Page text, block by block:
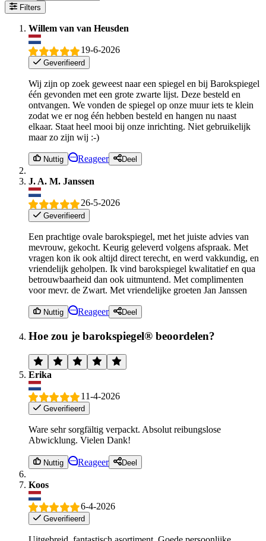
Filters
Willem van van Heusden
19-6-2026
Geverifieerd
Wij zijn op zoek geweest naar een spiegel en bij Barokspiegel
één gevonden met een grote zwarte lijst. Deze besteld en
ontvangen. We vonden de spiegel op onze muur iets te klein
zodat we er nog één hebben besteld en hangen nu naast
elkaar. Staat heel mooi bij onze inrichting. Niet gebruikelijk
maar zo zijn wij :-)
Nuttig Reageer Deel
J. A. M. Janssen
26-5-2026
Geverifieerd
Een prachtige ovale barokspiegel, met het juiste advies van
mevrouw, gekocht. Keurig geleverd volgens afspraak. Met
vragen kon ik ook altijd direct terecht, en werd vakkundig, en
vriendelijk geholpen. Ik vind barokspiegel kwalitatief en qua
betrouwbaarheid dan ook uitmuntend. Met complimenten
voor mevr. de Zwart. Met vriendelijke groeten Jan Janssen
Nuttig Reageer Deel
Hoe zou je barokspiegel® beoordelen?
Erika
11-4-2026
Geverifieerd
Ware sehr sorgfältig verpackt. Absolut reibungslose
Abwicklung. Vielen Dank!
Nuttig Reageer Deel
Koos
6-4-2026
Geverifieerd